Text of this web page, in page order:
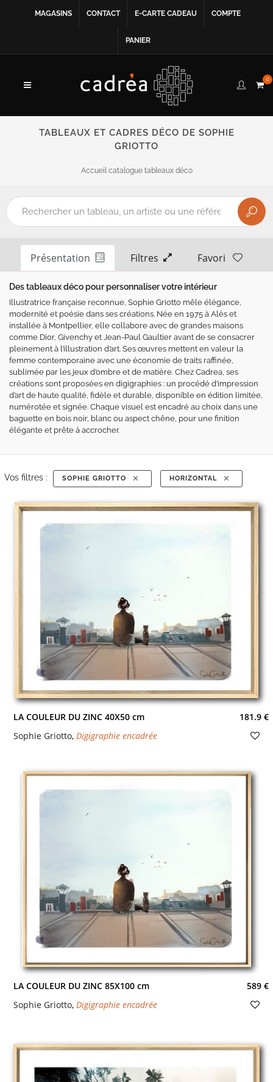
MAGASINS CONTACT E-CARTE CADEAU COMPTE
PANIER
0
TABLEAUX ET CADRES DÉCO DE SOPHIE
GRIOTTO
Accueil catalogue tableaux déco
Présentation Filtres Favori
Des tableaux déco pour personnaliser votre intérieur
Illustratrice française reconnue, Sophie Griotto mêle élégance,
modernité et poésie dans ses créations. Née en 1975 à Alès et
installée à Montpellier, elle collabore avec de grandes maisons
comme Dior, Givenchy et Jean-Paul Gaultier avant de se consacrer
pleinement à l’illustration d’art. Ses œuvres mettent en valeur la
femme contemporaine avec une économie de traits raffinée,
sublimée par les jeux d’ombre et de matière. Chez Cadrea, ses
créations sont proposées en digigraphies : un procédé d’impression
d’art de haute qualité, fidèle et durable, disponible en édition limitée,
numérotée et signée. Chaque visuel est encadré au choix dans une
baguette en bois noir, blanc ou aspect chêne, pour une finition
élégante et prête à accrocher.
Vos filtres : SOPHIE GRIOTTO HORIZONTAL
LA COULEUR DU ZINC 40X50 cm
181.9 €
Sophie Griotto, Digigraphie encadrée
LA COULEUR DU ZINC 85X100 cm
589 €
Sophie Griotto, Digigraphie encadrée